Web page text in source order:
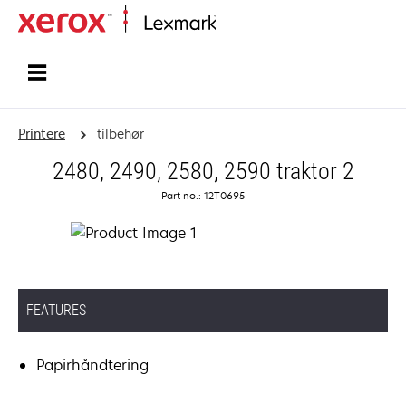
Printere tilbehør
2480, 2490, 2580, 2590 traktor 2
Part no.: 12T0695
FEATURES
Papirhåndtering